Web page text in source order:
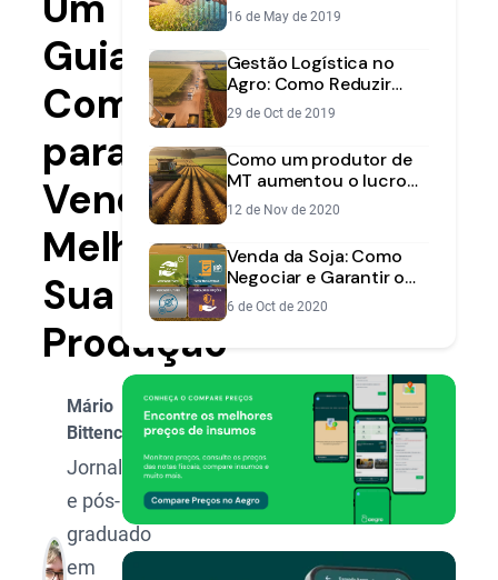
Guia
Completo
para
Vender
Melhor
Sua
Produção
Mário
Bittencourt
Jornalista
e pós-
graduado
em
sua Safra por Insumos
16 de May de 2019
Gestão Logística no
Agro: Como Reduzir
Custos de Transporte e
Armazenagem
29 de Oct de 2019
Como um produtor de
MT aumentou o lucro
da soja em 23% com
gestão e tecnologia
12 de Nov de 2020
Venda da Soja: Como
Negociar e Garantir o
Melhor Preço na Safra?
6 de Oct de 2020